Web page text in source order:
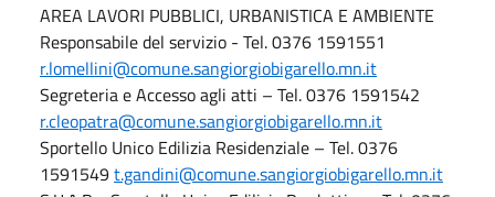
AREA LAVORI PUBBLICI, URBANISTICA E AMBIENTE
Responsabile del servizio - Tel. 0376 1591551
r.lomellini@comune.sangiorgiobigarello.mn.it
Segreteria e Accesso agli atti – Tel. 0376 1591542
r.cleopatra@comune.sangiorgiobigarello.mn.it
Sportello Unico Edilizia Residenziale – Tel. 0376
1591549t.gandini@comune.sangiorgiobigarello.mn.it